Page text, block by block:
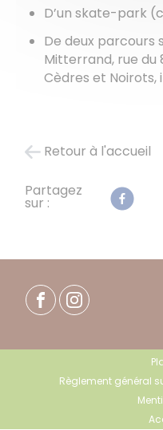
D’un skate-park
De deux parcours
Mitterrand, rue du
Cèdres et Noirots,
Retour à l'accueil
Partagez
sur :
Règlement général